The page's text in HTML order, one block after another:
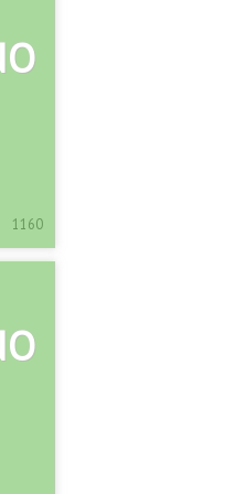
1160